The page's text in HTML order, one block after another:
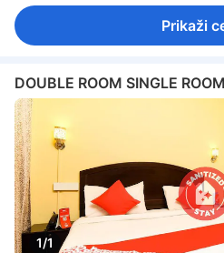
Prikaži
DOUBLE ROOM SINGLE
1/1